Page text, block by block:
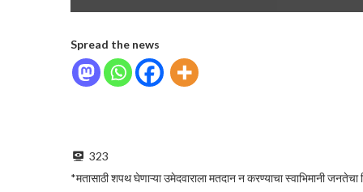
Spread the news
323
*मतासाठी शपथ घेणाऱ्या उमेदवाराला मतदान न करण्याचा स्वाभिमानी जनतेचा